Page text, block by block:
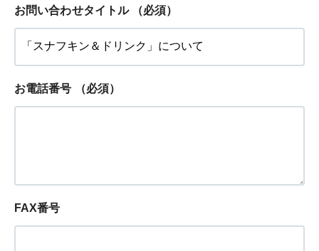
お問い合わせタイトル （必須）
お電話番号 （必須）
FAX番号